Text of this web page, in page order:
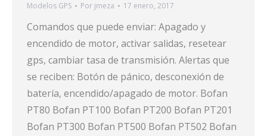
Modelos GPS Por jmeza 17 enero, 2017
Comandos que puede enviar: Apagado y
encendido de motor, activar salidas, resetear
gps, cambiar tasa de transmisión. Alertas que
se reciben: Botón de pánico, desconexión de
batería, encendido/apagado de motor. Bofan
PT80 Bofan PT100 Bofan PT200 Bofan PT201
Bofan PT300 Bofan PT500 Bofan PT502 Bofan